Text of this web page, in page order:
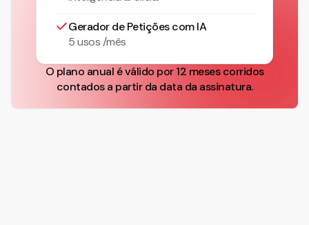
Gerador de Petições com IA
5 usos /mês
O plano anual é válido por 12 meses corridos
contados a partir da data da assinatura.